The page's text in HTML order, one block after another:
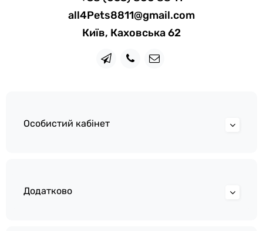
all4Pets8811@gmail.com
Київ, Каховська 62
Особистий кабінет
Додатково